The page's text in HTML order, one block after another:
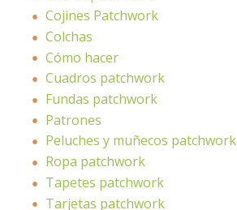
Cojines Patchwork
Colchas
Cómo hacer
Cuadros patchwork
Fundas patchwork
Patrones
Peluches y muñecos patchwork
Ropa patchwork
Tapetes patchwork
Tarjetas patchwork